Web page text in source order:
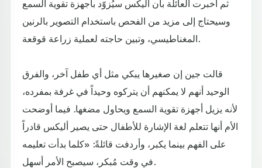
ثم أُخبرت العائلة بأن أليكس سيُزوّد بأجهزة تقوية السمع
وسيحتاج إلى مزيد من الفحص باستخدام التصوير بالرنين
المغناطيسي، وتبين حاجته لعملية زراعة قوقعة.
قالت جين إن صغيرها يبكي مثل أي طفل آخر، والفرق
الوحيد أنهم لا يمكنهم أن يتركوه وحيداً في غرفة بمفرده،
لأنه يزيل أجهزة تقوية السمع ويحاول مضغها. فيما أوضحت
الأم أنها تتعلم لغة الإشارة للأطفال حتى يصير أليكس قادراً
على الفهم بينما يكبر، وأردفت قائلةً: «كلما بدأت تعليمه
في وقت مُبكر، سيصبح الأمر أسهل.